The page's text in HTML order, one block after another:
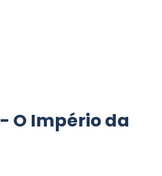
O Império da